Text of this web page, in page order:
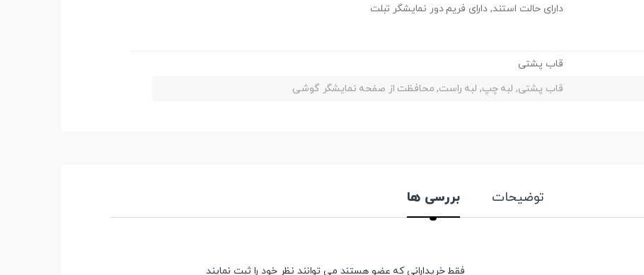
دارای حالت استند, دارای فریم دور نمایشگر تبلت
قاب پشتی
قاب پشتی, لبه چپ, لبه راست, محافظت از صفحه نمایشگر گوشی
توضیحات بررسی ها
فقط خریدارانی که عضو هستند می توانند نظر خود را ثبت نمایند